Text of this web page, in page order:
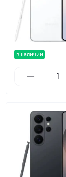
в наличии